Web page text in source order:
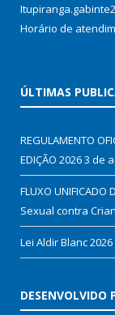
Horário de
ÚLTIMAS
REGULAMENTO
EDIÇÃO 20263 de
FLUXO
Sexual contra
Lei Aldir Blanc 2026
DESENVOLVIDO